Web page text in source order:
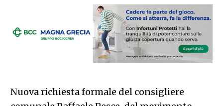
Nuova richiesta formale del consigliere